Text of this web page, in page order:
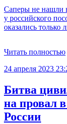
Саперы не нашли
у российского
оказались
Читать полностью
24 апреля 2023
Битва
на провал
России